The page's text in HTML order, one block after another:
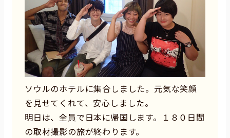
ソウルのホテルに集合しました。元気な笑顔
を見せてくれて、安心しました。
明日は、全員で日本に帰国します。１８０日間
の取材撮影の旅が終わります。